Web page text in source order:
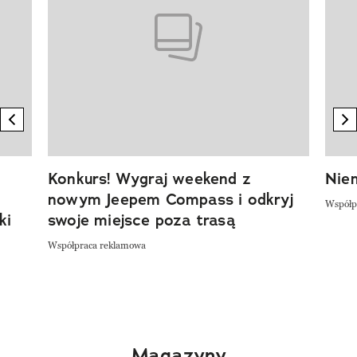
previous element
Konkurs! Wygraj weekend z
nowym Jeepem Compass i odkryj
swoje miejsce poza trasą
Współpraca reklamowa